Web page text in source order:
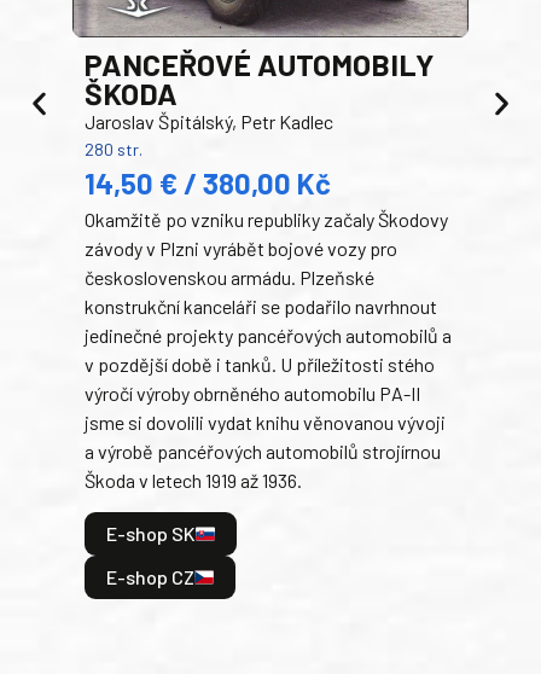
PANCEŘOVÉ AUTOMOBILY
ŠKODA
Jaroslav Špitálský, Petr Kadlec
280 str.
14,50 € / 380,00 Kč
Okamžitě po vzniku republiky začaly Škodovy
závody v Plzni vyrábět bojové vozy pro
československou armádu. Plzeňské
konstrukční kanceláři se podařilo navrhnout
jedinečné projekty pancéřových automobilů a
v pozdější době i tanků. U příležitosti stého
výročí výroby obrněného automobilu PA-II
jsme si dovolili vydat knihu věnovanou vývoji
a výrobě pancéřových automobilů strojírnou
Škoda v letech 1919 až 1936.
E-shop SK
E-shop CZ